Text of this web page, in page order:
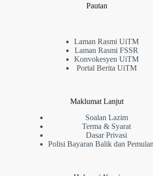
Pautan
Laman Rasmi UiTM
Laman Rasmi FSSR
Konvokesyen UiTM
Portal Berita UiTM
Maklumat Lanjut
Soalan Lazim
Terma & Syarat
Dasar Privasi
Polisi Bayaran Balik dan